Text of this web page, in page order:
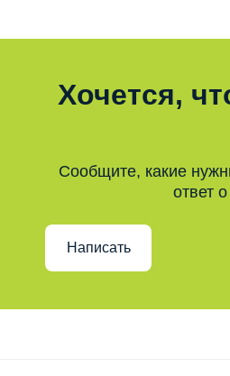
Хочется,
Сообщите, какие
ответ
Написать